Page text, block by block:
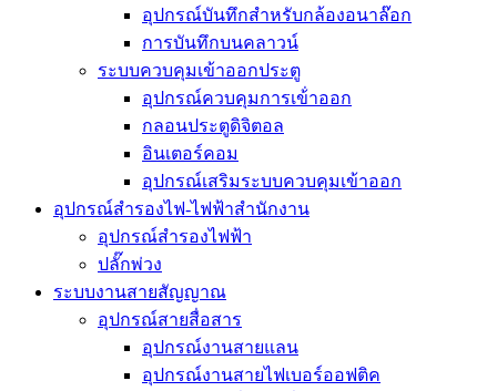
อุปกรณ์บันทึกสำหรับกล้องอนาล๊อก
การบันทึกบนคลาวน์
ระบบควบคุมเข้าออกประตู
อุปกรณ์ควบคุมการเข้่าออก
กลอนประตูดิจิตอล
อินเตอร์คอม
อุปกรณ์เสริมระบบควบคุมเข้าออก
อุปกรณ์สำรองไฟ-ไฟฟ้าสำนักงาน
อุปกรณ์สำรองไฟฟ้า
ปลั๊กพ่วง
ระบบงานสายสัญญาณ
อุปกรณ์สายสื่อสาร
อุปกรณ์งานสายแลน
อุปกรณ์งานสายไฟเบอร์ออฟติค